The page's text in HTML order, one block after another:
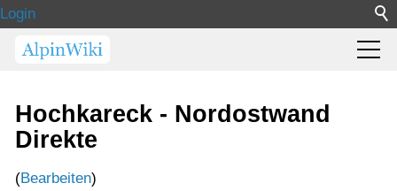
Login
Hochkareck - Nordostwand
Direkte
(Bearbeiten)